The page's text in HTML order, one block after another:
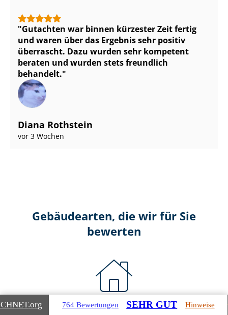
Gutachten war binnen kürzester Zeit fertig
und waren über das Ergebnis sehr positiv
überrascht. Dazu wurden sehr kompetent
beraten und wurden stets freundlich
behandelt.
Diana Rothstein
vor 3 Wochen
Gebäudearten, die wir für Sie
bewerten
Wohnimmobilien
.org 764 Bewertungen SEHR GUT Hinweise